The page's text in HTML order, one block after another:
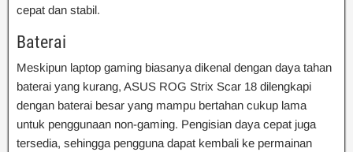
cepat dan stabil.
Baterai
Meskipun laptop gaming biasanya dikenal dengan daya tahan
baterai yang kurang, ASUS ROG Strix Scar 18 dilengkapi
dengan baterai besar yang mampu bertahan cukup lama
untuk penggunaan non-gaming. Pengisian daya cepat juga
tersedia, sehingga pengguna dapat kembali ke permainan